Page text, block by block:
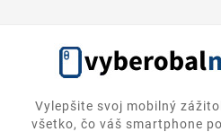
Vylepšite svoj mobilný
všetko, čo váš smartphone